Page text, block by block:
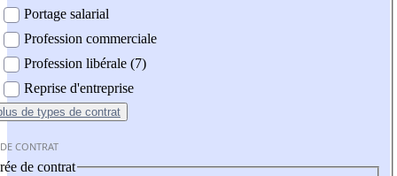
Portage salarial
Profession commerciale
Profession libérale (7)
Reprise d'entreprise
de types de contrat
CONTRAT
de contrat